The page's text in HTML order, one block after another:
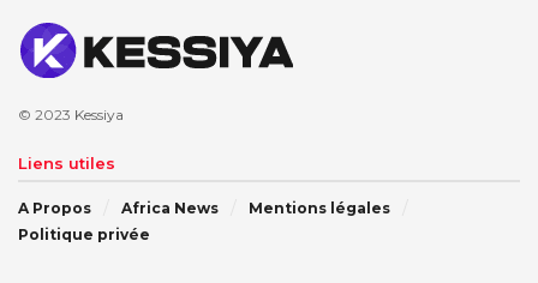
© 2023 Kessiya
Liens utiles
A Propos Africa News
Mentions légales
Politique privée